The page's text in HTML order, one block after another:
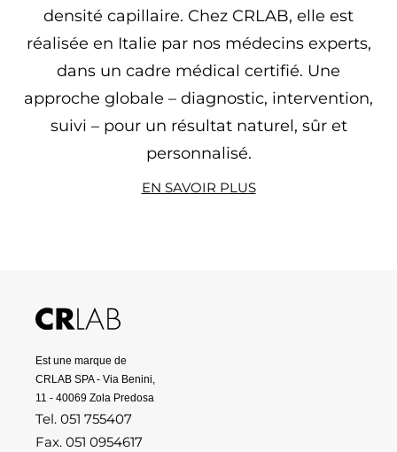
densité capillaire. Chez CRLAB, elle est
réalisée en Italie par nos médecins experts,
dans un cadre médical certifié. Une
approche globale – diagnostic, intervention,
suivi – pour un résultat naturel, sûr et
personnalisé.
EN SAVOIR PLUS
Est une marque de
CRLAB SPA - Via Benini,
11 - 40069 Zola Predosa
Tel. 051 755407
Fax. 051 0954617